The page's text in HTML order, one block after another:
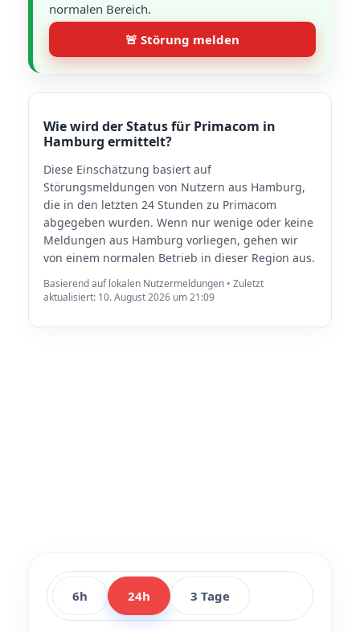
normalen Bereich.
🚨 Störung melden
Wie wird der Status für Primacom in
Hamburg ermittelt?
Diese Einschätzung basiert auf
Störungsmeldungen von Nutzern aus Hamburg,
die in den letzten 24 Stunden zu Primacom
abgegeben wurden. Wenn nur wenige oder keine
Meldungen aus Hamburg vorliegen, gehen wir
von einem normalen Betrieb in dieser Region aus.
Basierend auf lokalen Nutzermeldungen • Zuletzt
aktualisiert: 10. August 2026 um 21:09
6h 24h 3 Tage